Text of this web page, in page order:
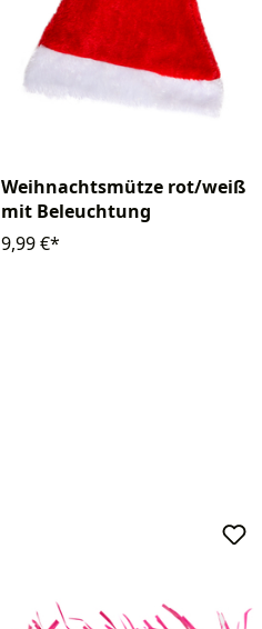
Weihnachtsmütze rot/weiß
mit Beleuchtung
9,99 €*